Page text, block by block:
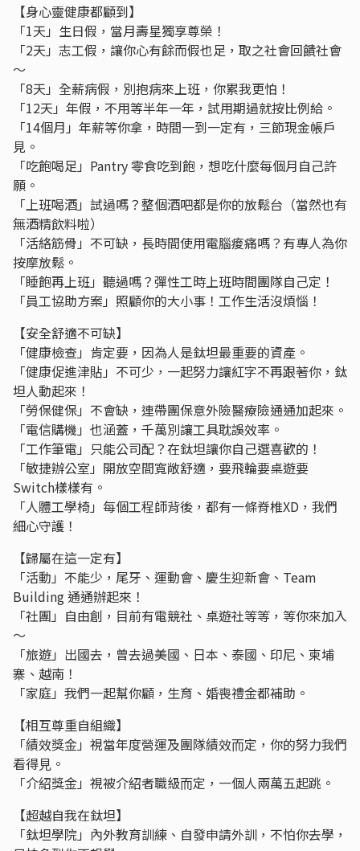
【身心靈健康都顧到】
「1天」生日假，當月壽星獨享尊榮！
「2天」志工假，讓你心有餘而假也足，取之社會回饋社會
～
「8天」全薪病假，別抱病來上班，你累我更怕！
「12天」年假，不⽤等半年⼀年，試⽤期過就按比例給。
「14個月」年薪等你拿，時間一到一定有，三節現金帳戶
見。
「吃飽喝足」Pantry 零食吃到飽，想吃什麼每個月自己許
願。
「上班喝酒」試過嗎？整個酒吧都是你的放鬆台（當然也有
無酒精飲料啦）
「活絡筋骨」不可缺，長時間使⽤電腦痠痛嗎？有專⼈為你
按摩放鬆。
「睡飽再上班」聽過嗎？彈性⼯時上班時間團隊⾃⼰定！
「員工協助方案」照顧你的大小事！工作生活沒煩惱！
【安全舒適不可缺】
「健康檢查」肯定要，因為⼈是鈦坦最重要的資產。
「健康促進津貼」不可少，⼀起努⼒讓紅字不再跟著你，鈦
坦人動起來！
「勞保健保」不會缺，連帶團保意外險醫療險通通加起來。
「電信購機」也涵蓋，千萬別讓⼯具耽誤效率。
「工作筆電」只能公司配？在鈦坦讓你自己選喜歡的！
「敏捷辦公室」開放空間寬敞舒適，要飛輪要桌遊要
Switch樣樣有。
「⼈體⼯學椅」每個⼯程師背後，都有⼀條脊椎XD，我們
細心守護！
【歸屬在這一定有】
「活動」不能少，尾牙、運動會、慶⽣迎新會、Team
Building 通通辦起來！
「社團」⾃由創，⽬前有電競社、桌遊社等等，等你來加入
～
「旅遊」出國去，曾去過美國、⽇本、泰國、印尼、柬埔
寨、越南！
「家庭」我們⼀起幫你顧，⽣育、婚喪禮⾦都補助。
【相互尊重自組織】
「績效獎⾦」視當年度營運及團隊績效⽽定，你的努⼒我們
看得⾒。
「介紹獎⾦」視被介紹者職級⽽定，⼀個⼈兩萬五起跳。
【超越⾃我在鈦坦】
「鈦坦學院」內外教育訓練、自發申請外訓，不怕你去學，